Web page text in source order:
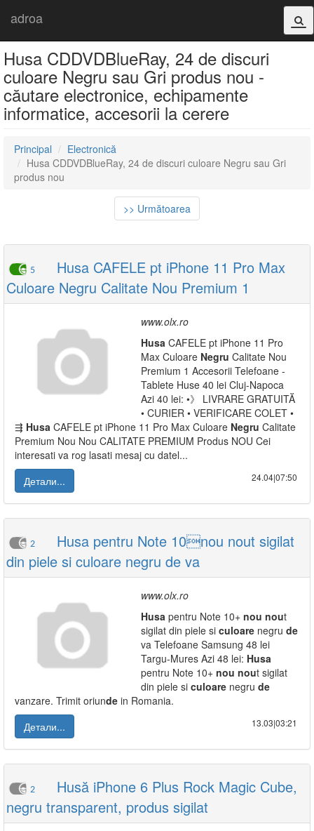
adroa
Husa CDDVDBlueRay, 24 de discuri
culoare Negru sau Gri produs nou -
căutare electronice, echipamente
informatice, accesorii la cerere
Principal
Electronică
Husa CDDVDBlueRay, 24 de discuri culoare Negru sau Gri
produs nou
>> Următoarea
5
Husa CAFELE pt iPhone 11 Pro Max
Culoare Negru Calitate Nou Premium 1
www.olx.ro
Husa CAFELE pt iPhone 11 Pro
Max Culoare Negru Calitate Nou
Premium 1 Accesorii Telefoane -
Tablete Huse 40 lei Cluj-Napoca
Azi 40 lei: •》 LIVRARE GRATUITĂ
• CURIER • VERIFICARE COLET •
⇶ Husa CAFELE pt iPhone 11 Pro Max Culoare Negru Calitate
Premium Nou Nou CALITATE PREMIUM Produs NOU Cei
interesati va rog lasati mesaj cu datel...
Детали...
24.04|07:50
2
Husa pentru Note 10nou nout sigilat
din piele si culoare negru de va
www.olx.ro
Husa pentru Note 10+ nou nout
sigilat din piele si culoare negru de
va Telefoane Samsung 48 lei
Targu-Mures Azi 48 lei: Husa
pentru Note 10+ nou nout sigilat
din piele si culoare negru de
vanzare. Trimit oriunde in Romania.
Детали...
13.03|03:21
2
Husă iPhone 6 Plus Rock Magic Cube,
negru transparent, produs sigilat